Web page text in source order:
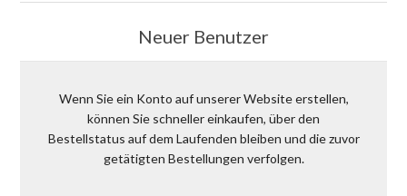
Neuer Benutzer
Wenn Sie ein Konto auf unserer Website erstellen,
können Sie schneller einkaufen, über den
Bestellstatus auf dem Laufenden bleiben und die zuvor
getätigten Bestellungen verfolgen.